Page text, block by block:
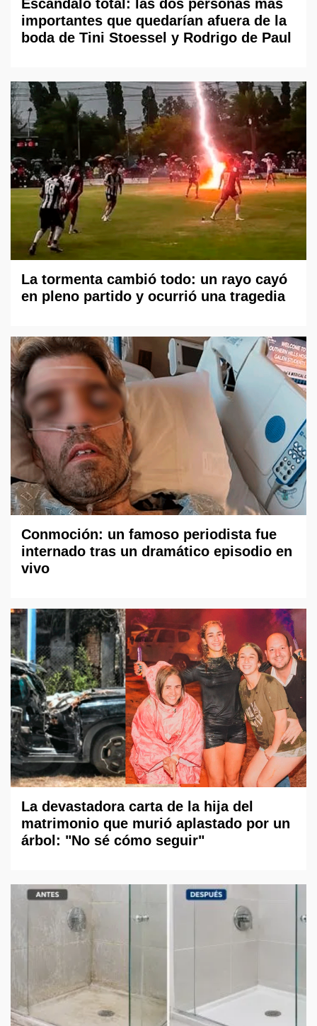
Escándalo total: las dos personas más
importantes que quedarían afuera de la
boda de Tini Stoessel y Rodrigo de Paul
La tormenta cambió todo: un rayo cayó
en pleno partido y ocurrió una tragedia
Conmoción: un famoso periodista fue
internado tras un dramático episodio en
vivo
La devastadora carta de la hija del
matrimonio que murió aplastado por un
árbol: "No sé cómo seguir"